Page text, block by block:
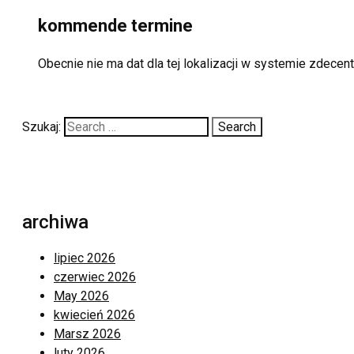
kommende termine
Obecnie nie ma dat dla tej lokalizacji w systemie
Szukaj:
archiwa
lipiec 2026
czerwiec 2026
May 2026
kwiecień 2026
Marsz 2026